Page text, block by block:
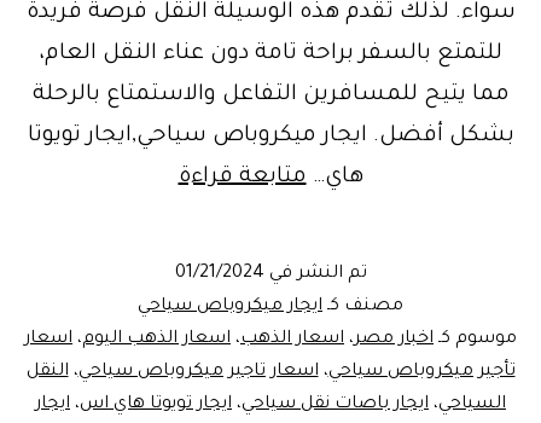
سواء. لذلك تقدم هذه الوسيلة النقل فرصة فريدة
للتمتع بالسفر براحة تامة دون عناء النقل العام،
مما يتيح للمسافرين التفاعل والاستمتاع بالرحلة
بشكل أفضل. ايجار ميكروباص سياحي,ايجار تويوتا
هاي…متابعة قراءةايجار
ميكروباص
سياحي
تم النشر في 01/21/2024
مصنف كـ ايجار ميكروباص سياحي
موسوم كـ اخبار مصر، اسعار الذهب، اسعار الذهب اليوم، اسعار
تأجير ميكروباص سياحي،اسعار تاجير ميكروباص سياحي،النقل
السياحي، ايجار باصات نقل سياحي، ايجار تويوتا هاي اس، ايجار